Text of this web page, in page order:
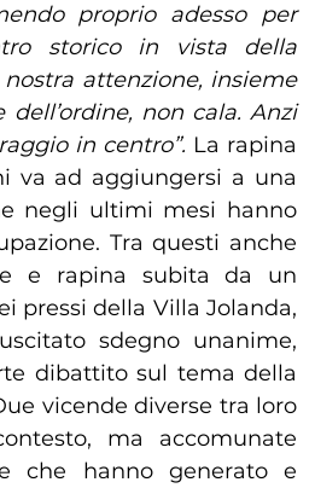
proprio adesso per
storico in vista della
attenzione, insieme
non cala. Anzi
in centro”. La rapina
va ad aggiungersi a una
negli ultimi mesi hanno
Tra questi anche
e rapina subita da un
pressi della Villa Jolanda,
sdegno unanime,
dibattito sul tema della
vicende diverse tra loro
ma accomunate
che hanno generato e